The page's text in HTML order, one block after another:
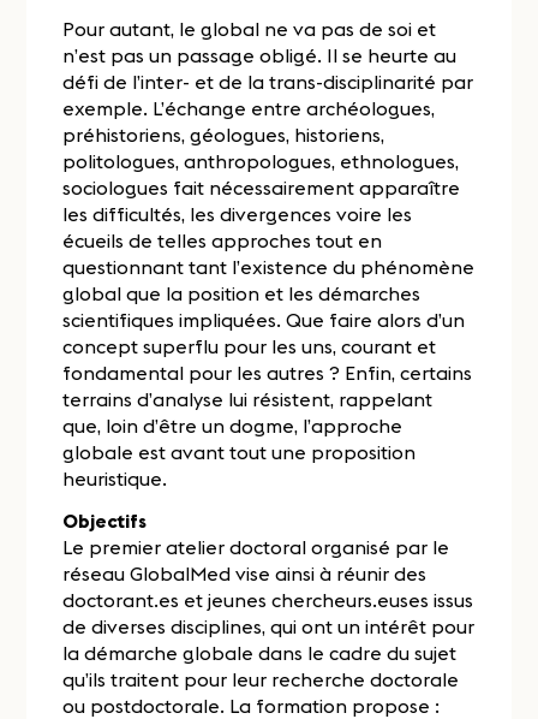
Pour autant, le global ne va pas de soi et
n’est pas un passage obligé. Il se heurte au
défi de l’inter- et de la trans-disciplinarité par
exemple. L’échange entre archéologues,
préhistoriens, géologues, historiens,
politologues, anthropologues, ethnologues,
sociologues fait nécessairement apparaître
les difficultés, les divergences voire les
écueils de telles approches tout en
questionnant tant l’existence du phénomène
global que la position et les démarches
scientifiques impliquées. Que faire alors d’un
concept superflu pour les uns, courant et
fondamental pour les autres ? Enfin, certains
terrains d’analyse lui résistent, rappelant
que, loin d’être un dogme, l’approche
globale est avant tout une proposition
heuristique.
Objectifs
Le premier atelier doctoral organisé par le
réseau GlobalMed vise ainsi à réunir des
doctorant.es et jeunes chercheurs.euses issus
de diverses disciplines, qui ont un intérêt pour
la démarche globale dans le cadre du sujet
qu’ils traitent pour leur recherche doctorale
ou postdoctorale. La formation propose :